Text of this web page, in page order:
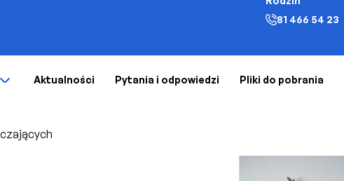
81 466 54 23
Aktualności Pytania i odpowiedzi Pliki do pobrania